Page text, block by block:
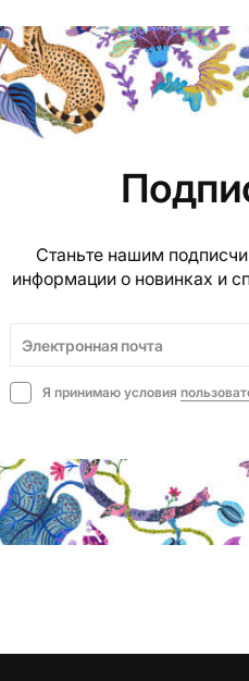
Станьте нашим
информации о новинках и
Я принимаю условия